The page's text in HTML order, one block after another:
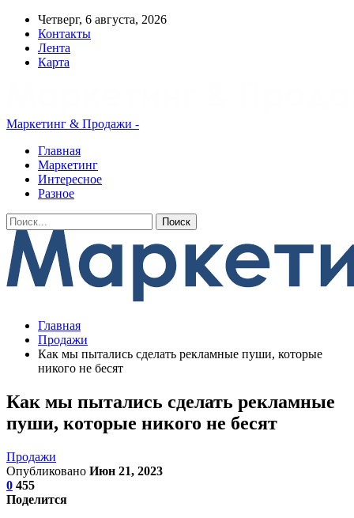
Четверг, 6 августа, 2026
Контакты
Лента
Карта
Маркетинг & Продажи -
Главная
Маркетинг
Интересное
Разное
Главная
Продажи
Как мы пытались сделать рекламные пуши, которые
никого не бесят
Как мы пытались сделать рекламные
пуши, которые никого не бесят
Продажи
Опубликовано Июн 21, 2023
0 455
Поделится